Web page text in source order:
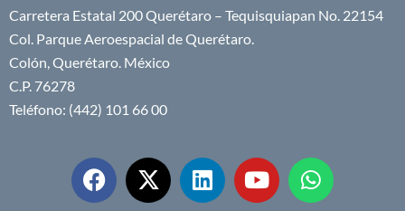
Carretera Estatal 200 Querétaro – Tequisquiapan No. 22154
Col. Parque Aeroespacial de Querétaro.
Colón, Querétaro. México
C.P. 76278
Teléfono: (442) 101 66 00